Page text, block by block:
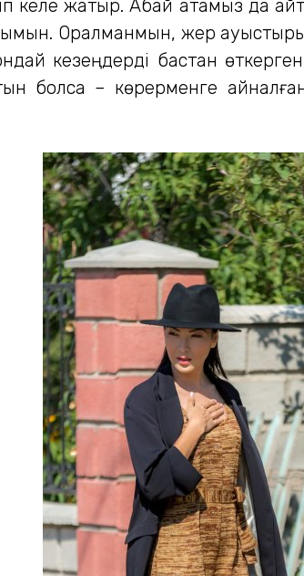
келе жатыр. Абай атамыз да
Оралманмын, жер
кезеңдерді бастан
болса – көрерменге